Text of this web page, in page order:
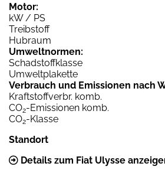
Motor:
kW / PS
Treibstoff
Hubraum
Umweltnormen:
Schadstoffklasse
Umweltplakette
Verbrauch und Emissionen nach
Kraftstoffverbr. komb.
CO2-Emissionen komb.
CO2-Klasse
Standort
Details zum Fiat Ulysse